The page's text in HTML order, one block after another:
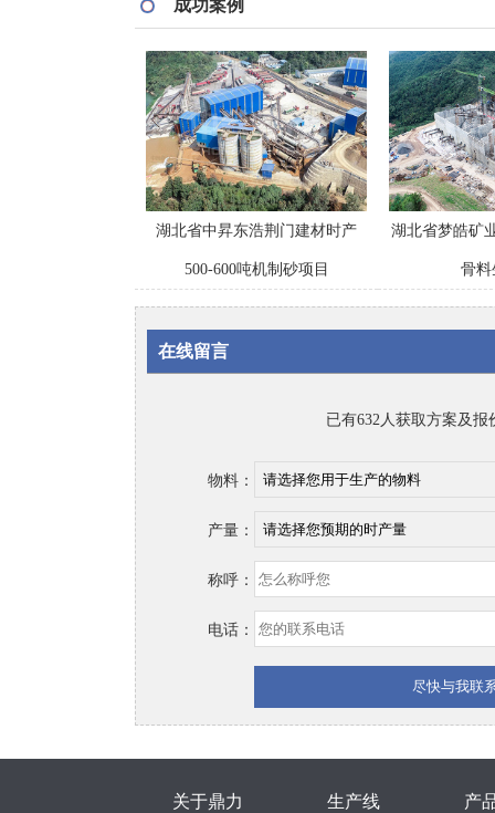
成功案例
湖北省中昇东浩荆门建材时产
500-600吨机制砂项目
湖北省梦皓矿
骨料
在线留言
已有632人获取方案及报
物料：
产量：
称呼：
电话：
关于鼎力 生产线 产